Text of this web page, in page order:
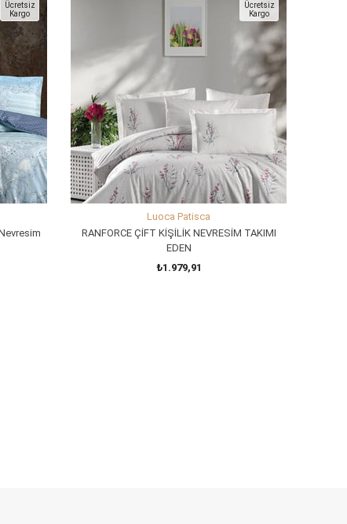
Ücretsiz
Kargo
Ücretsiz
Kargo
Luoca Patisca
RANFORCE ÇİFT KİŞİLİK NEVRESİM TAKIMI
EDEN
₺1.979,91